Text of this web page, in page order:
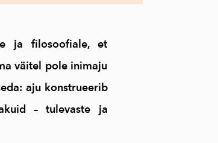
ja filosoofiale, et
väitel pole inimaju
aju konstrueerib
– tulevaste ja